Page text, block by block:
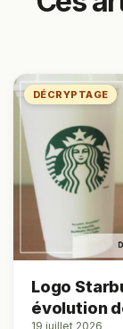
DÉCRYPTAGE
Logo
évolution
19 juillet 2026